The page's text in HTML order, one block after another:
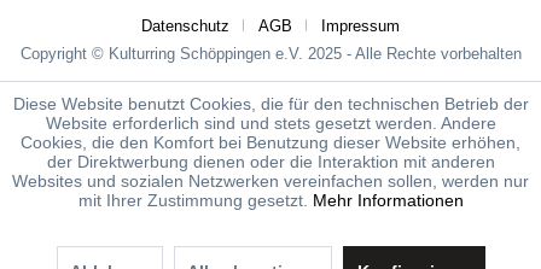
Datenschutz AGB
Impressum
Copyright © Kulturring Schöppingen e.V. 2025 - Alle Rechte vorbehalten
Diese Website benutzt Cookies, die für den technischen Betrieb der
Website erforderlich sind und stets gesetzt werden. Andere
Cookies, die den Komfort bei Benutzung dieser Website erhöhen,
der Direktwerbung dienen oder die Interaktion mit anderen
Websites und sozialen Netzwerken vereinfachen sollen, werden nur
mit Ihrer Zustimmung gesetzt. Mehr Informationen